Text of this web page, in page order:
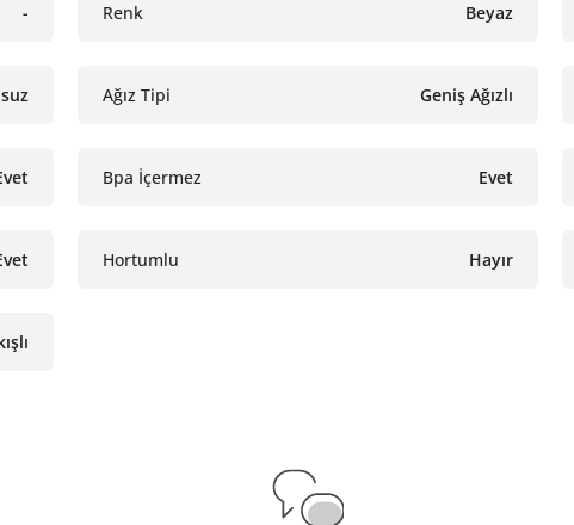
- Renk Beyaz
Ağız Tipi Geniş Ağızlı
Bpa İçermez Evet
Hortumlu Hayır